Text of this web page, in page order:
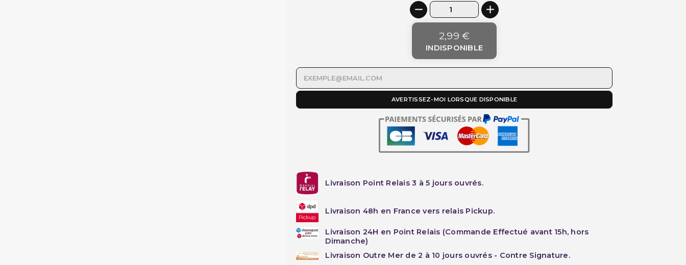
2,99 €
INDISPONIBLE
AVERTISSEZ-MOI LORSQUE DISPONIBLE
Livraison Point Relais 3 à 5 jours ouvrés.
Livraison 48h en France vers relais Pickup.
Livraison 24H en Point Relais (Commande Effectué avant 15h, hors
Dimanche)
Livraison Outre Mer de 2 à 10 jours ouvrés - Contre Signature.